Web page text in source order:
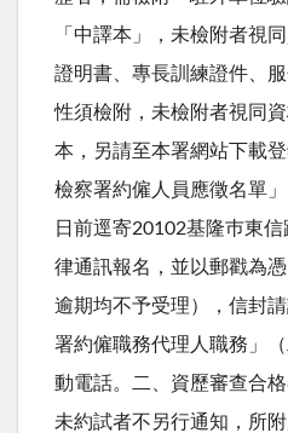
「中譯本」，未檢附者視
證明書、專長訓練證件、
性須檢附，未檢附者視同
本，另請至本署網站下載
檢察署約僱人員應徵名單
日前逕寄20102基隆巿東
律通訊報名，並以郵戳為
逾期均不予受理），信封
署約僱職務代理人職務」
動電話。二、資歷審查合
未約試者不另行通知，所